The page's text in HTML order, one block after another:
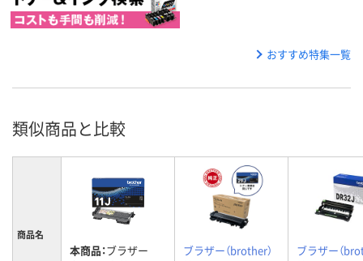
おすすめ特集一覧
類似商品と比較
商品名
本商品：ブラザー
ブラザー（brother）
ブラザー（